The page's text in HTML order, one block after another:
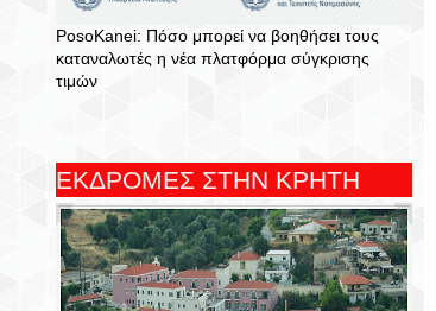
PosoKanei: Πόσο μπορεί να βοηθήσει τους
καταναλωτές η νέα πλατφόρμα σύγκρισης
τιμών
ΕΚΔΡΟΜΕΣ ΣΤΗΝ ΚΡΗΤΗ